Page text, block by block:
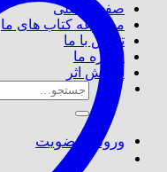
صفحه اصلی
مجموعه کتاب های ما
تماس با ما
درباره ما
پذیرش اثر
جستجو
برای:
ورود / عضویت